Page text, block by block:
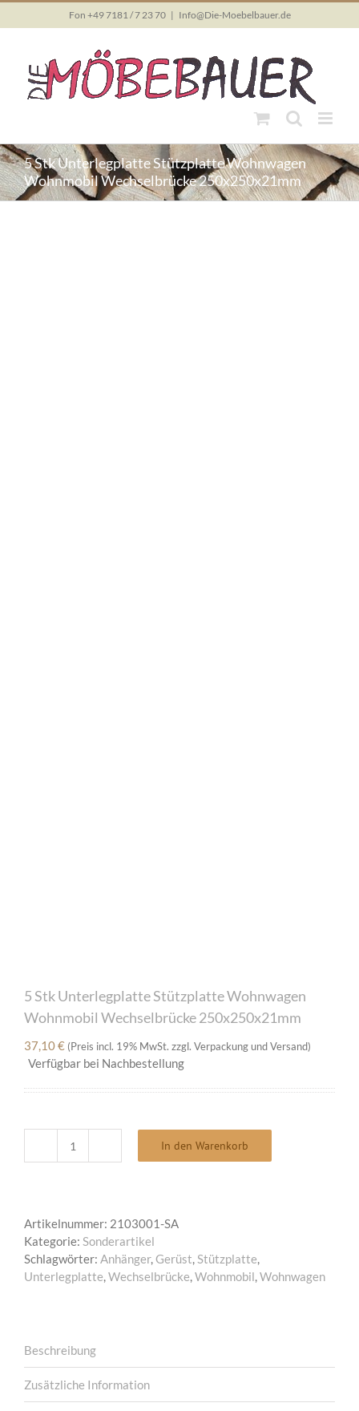
to
Fon +49 7181 / 7 23 70 | Info@Die-Moebelbauer.de
5 Stk Unterlegplatte Stützplatte Wohnwagen
Wohnmobil Wechselbrücke 250x250x21mm
5 Stk Unterlegplatte Stützplatte Wohnwagen
Wohnmobil Wechselbrücke 250x250x21mm
37,10€ (Preis incl. 19% MwSt. zzgl. Verpackung und Versand)
Verfügbar bei Nachbestellung
5
Wohnwagen
Wohnmobil
Wechselbrücke
250x250x21mm
In den Warenkorb
Artikelnummer: 2103001-SA
Kategorie: Sonderartikel
Schlagwörter: Anhänger,Gerüst,Stützplatte,
Unterlegplatte,Wechselbrücke,Wohnmobil,Wohnwagen
Beschreibung
Zusätzliche Information